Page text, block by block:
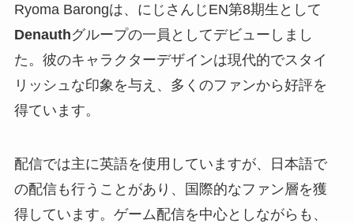
Ryoma Barongは、にじさんじEN第8期生として
Denauthグループの一員としてデビューしまし
た。彼のキャラクターデザインは現代的でスタイ
リッシュな印象を与え、多くのファンから好評を
得ています。
配信では主に英語を使用していますが、日本語で
の配信も行うことがあり、国際的なファン層を獲
得しています。ゲーム配信を中心としながらも、